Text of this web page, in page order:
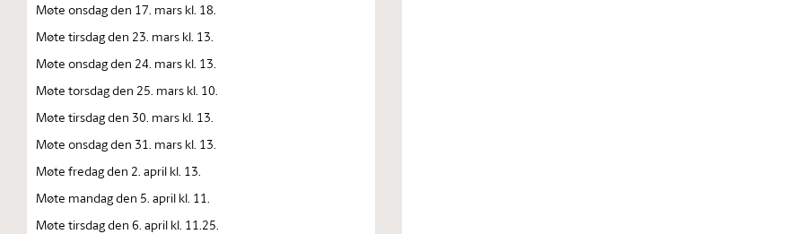
Møte onsdag den 17. mars kl. 18.
Møte tirsdag den 23. mars kl. 13.
Møte onsdag den 24. mars kl. 13.
Møte torsdag den 25. mars kl. 10.
Møte tirsdag den 30. mars kl. 13.
Møte onsdag den 31. mars kl. 13.
Møte fredag den 2. april kl. 13.
Møte mandag den 5. april kl. 11.
Møte tirsdag den 6. april kl. 11.25.